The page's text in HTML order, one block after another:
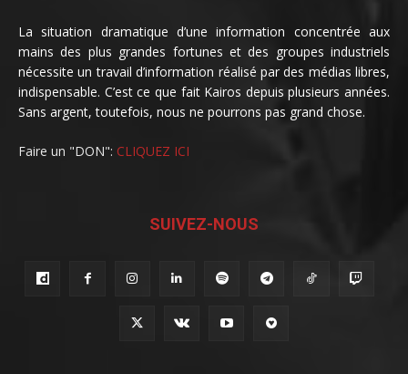
La situation dramatique d’une information concentrée aux
mains des plus grandes fortunes et des groupes industriels
nécessite un travail d’information réalisé par des médias libres,
indispensable. C’est ce que fait Kairos depuis plusieurs années.
Sans argent, toutefois, nous ne pourrons pas grand chose.
Faire un "DON": CLIQUEZ ICI
SUIVEZ-NOUS